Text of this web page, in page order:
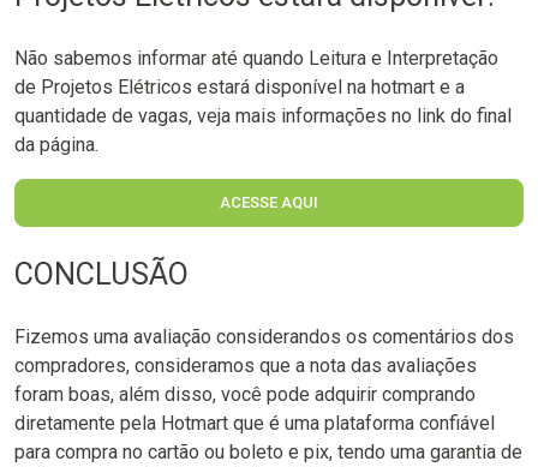
Não sabemos informar até quando Leitura e Interpretação
de Projetos Elétricos estará disponível na hotmart e a
quantidade de vagas, veja mais informações no link do final
da página.
ACESSE AQUI
CONCLUSÃO
Fizemos uma avaliação considerandos os comentários dos
compradores, consideramos que a nota das avaliações
foram boas, além disso, você pode adquirir comprando
diretamente pela Hotmart que é uma plataforma confiável
para compra no cartão ou boleto e pix, tendo uma garantia de